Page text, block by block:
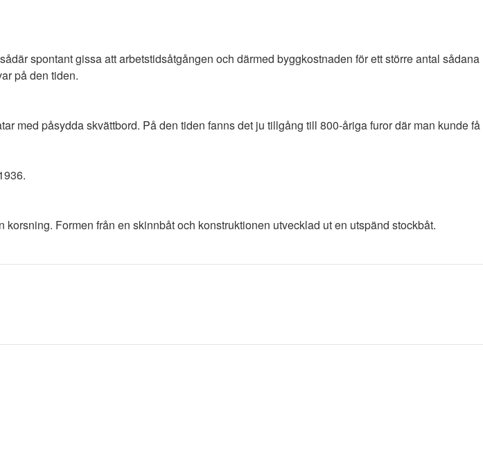
spontant gissa att arbetstidsåtgången och därmed byggkostnaden för ett större antal sådana
på den tiden.
med påsydda skvättbord. På den tiden fanns det ju tillgång till 800-åriga furor där man kunde få
Formen från en skinnbåt och konstruktionen utvecklad ut en utspänd stockbåt.